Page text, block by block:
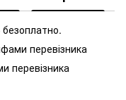
перевізника
перевізника